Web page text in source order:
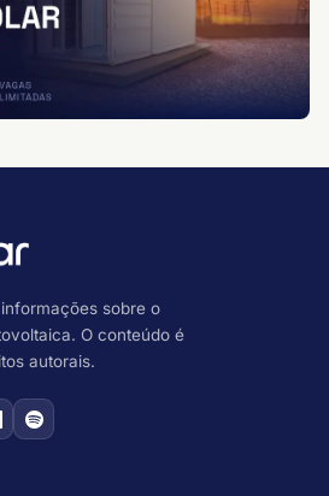
sobre o
O conteúdo é
autorais.